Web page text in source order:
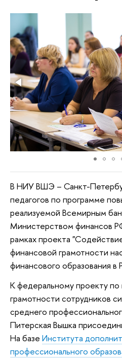
В НИУ ВШЭ – Санкт-
педагогов по программе
реализуемой Всемирным
Министерством финансов
рамках проекта
финансовой грамотности
финансового образования
К федеральному проекту
грамотности сотрудников
среднего
Питерская Вышка
На базе Института
профессионального